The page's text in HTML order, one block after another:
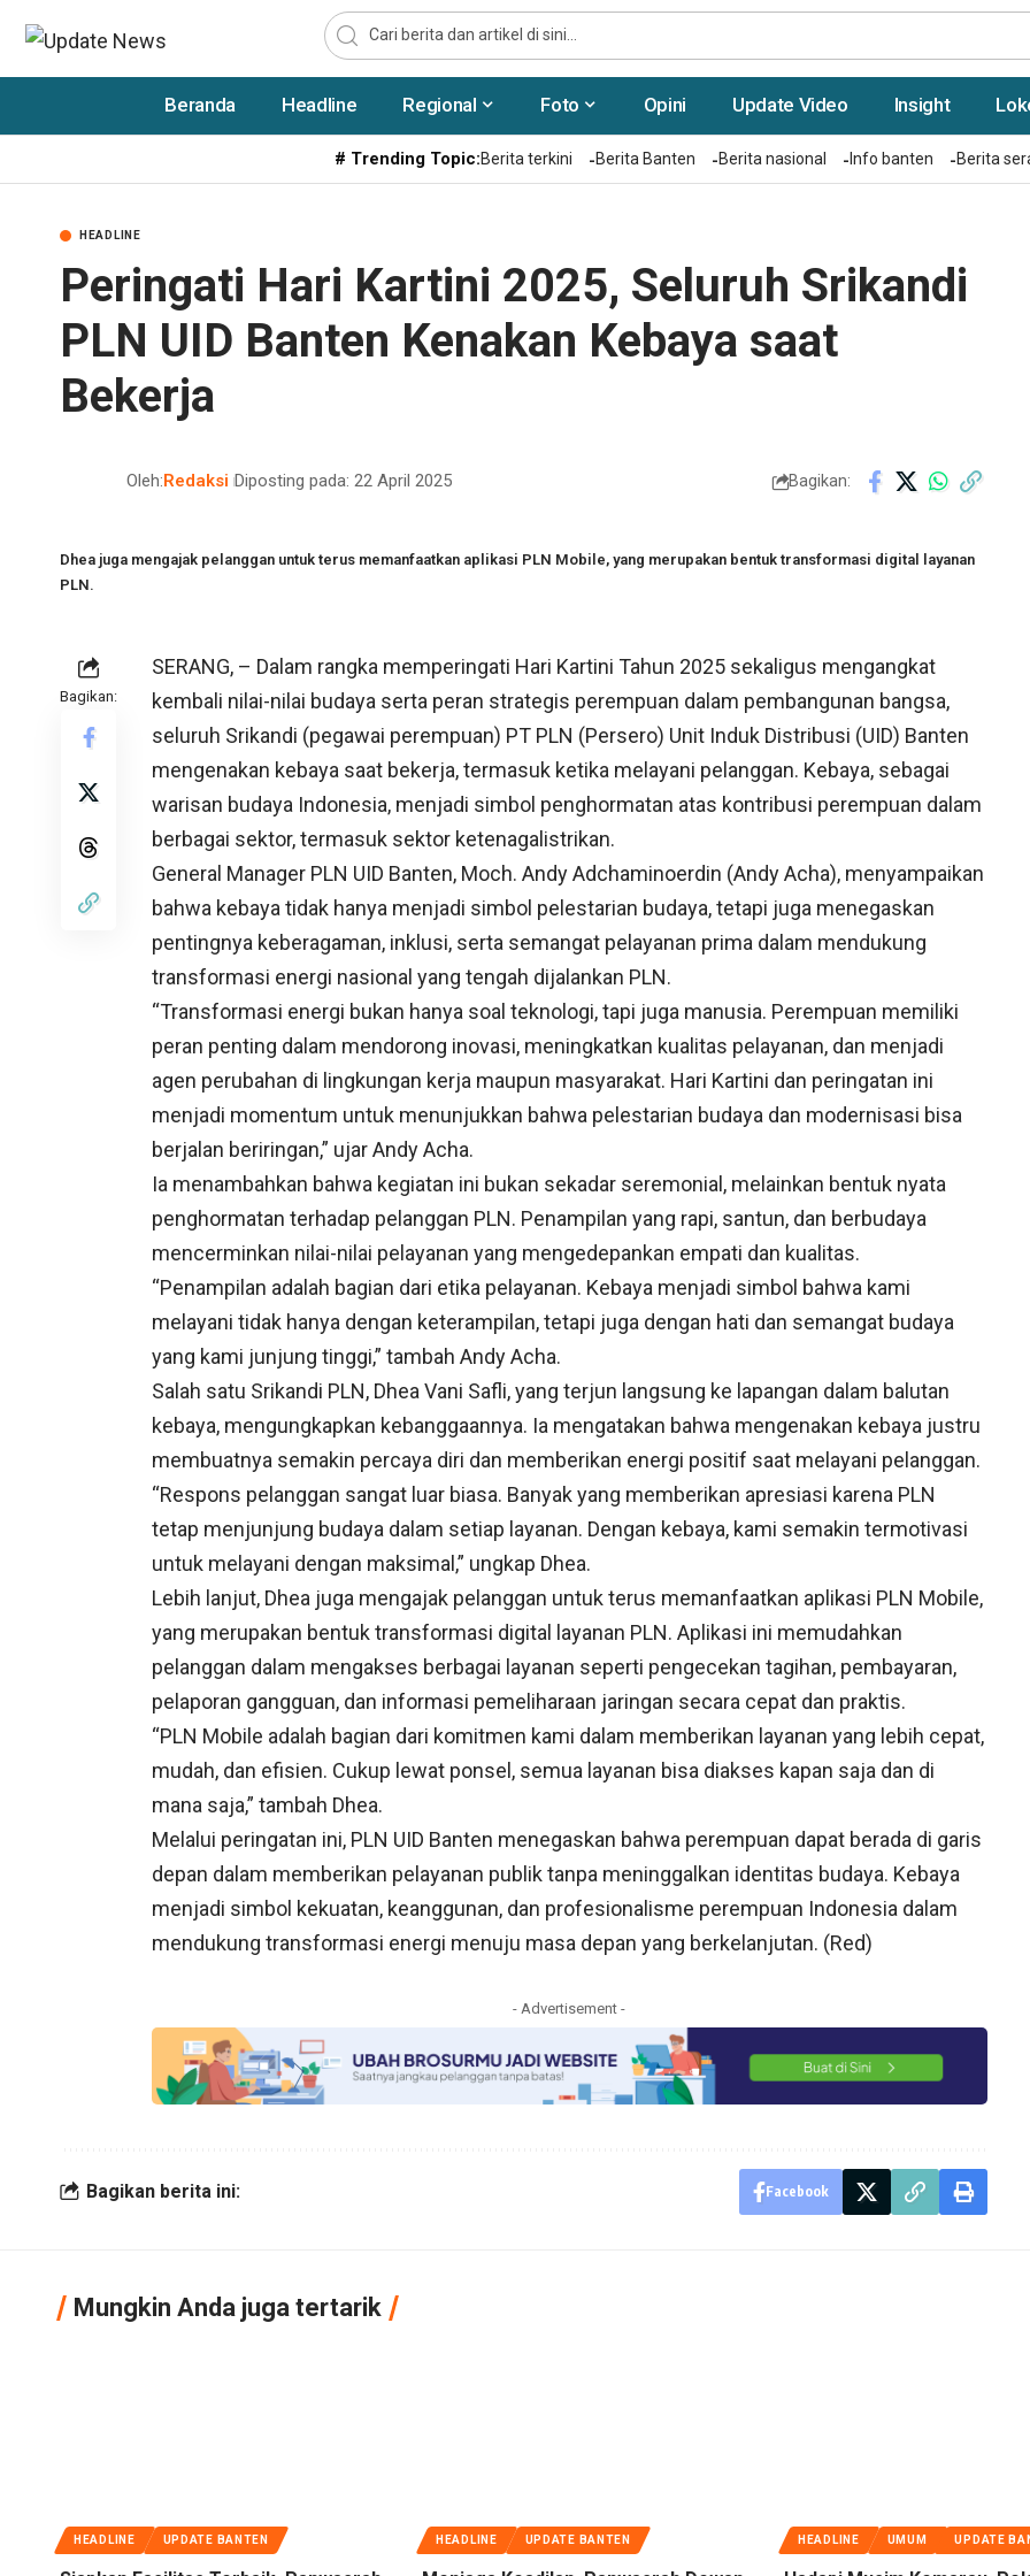
Beranda Headline Regional Foto Opini Update Video Insight
# Trending Topic:Berita terkini Berita Banten Berita nasional Info banten Berita
HEADLINE
Peringati Hari Kartini 2025, Seluruh Srikandi
PLN UID Banten Kenakan Kebaya saat
Bekerja
Oleh:Redaksi Diposting pada: 22 April 2025 Bagikan:
Dhea juga mengajak pelanggan untuk terus memanfaatkan aplikasi PLN Mobile, yang merupakan bentuk transformasi digital layanan
PLN.
Bagikan:
SERANG, – Dalam rangka memperingati Hari Kartini Tahun 2025 sekaligus mengangkat
kembali nilai-nilai budaya serta peran strategis perempuan dalam pembangunan bangsa,
seluruh Srikandi (pegawai perempuan) PT PLN (Persero) Unit Induk Distribusi (UID) Banten
mengenakan kebaya saat bekerja, termasuk ketika melayani pelanggan. Kebaya, sebagai
warisan budaya Indonesia, menjadi simbol penghormatan atas kontribusi perempuan dalam
berbagai sektor, termasuk sektor ketenagalistrikan.
General Manager PLN UID Banten, Moch. Andy Adchaminoerdin (Andy Acha), menyampaikan
bahwa kebaya tidak hanya menjadi simbol pelestarian budaya, tetapi juga menegaskan
pentingnya keberagaman, inklusi, serta semangat pelayanan prima dalam mendukung
transformasi energi nasional yang tengah dijalankan PLN.
“Transformasi energi bukan hanya soal teknologi, tapi juga manusia. Perempuan memiliki
peran penting dalam mendorong inovasi, meningkatkan kualitas pelayanan, dan menjadi
agen perubahan di lingkungan kerja maupun masyarakat. Hari Kartini dan peringatan ini
menjadi momentum untuk menunjukkan bahwa pelestarian budaya dan modernisasi bisa
berjalan beriringan,” ujar Andy Acha.
Ia menambahkan bahwa kegiatan ini bukan sekadar seremonial, melainkan bentuk nyata
penghormatan terhadap pelanggan PLN. Penampilan yang rapi, santun, dan berbudaya
mencerminkan nilai-nilai pelayanan yang mengedepankan empati dan kualitas.
“Penampilan adalah bagian dari etika pelayanan. Kebaya menjadi simbol bahwa kami
melayani tidak hanya dengan keterampilan, tetapi juga dengan hati dan semangat budaya
yang kami junjung tinggi,” tambah Andy Acha.
Salah satu Srikandi PLN, Dhea Vani Safli, yang terjun langsung ke lapangan dalam balutan
kebaya, mengungkapkan kebanggaannya. Ia mengatakan bahwa mengenakan kebaya justru
membuatnya semakin percaya diri dan memberikan energi positif saat melayani pelanggan.
“Respons pelanggan sangat luar biasa. Banyak yang memberikan apresiasi karena PLN
tetap menjunjung budaya dalam setiap layanan. Dengan kebaya, kami semakin termotivasi
untuk melayani dengan maksimal,” ungkap Dhea.
Lebih lanjut, Dhea juga mengajak pelanggan untuk terus memanfaatkan aplikasi PLN Mobile,
yang merupakan bentuk transformasi digital layanan PLN. Aplikasi ini memudahkan
pelanggan dalam mengakses berbagai layanan seperti pengecekan tagihan, pembayaran,
pelaporan gangguan, dan informasi pemeliharaan jaringan secara cepat dan praktis.
“PLN Mobile adalah bagian dari komitmen kami dalam memberikan layanan yang lebih cepat,
mudah, dan efisien. Cukup lewat ponsel, semua layanan bisa diakses kapan saja dan di
mana saja,” tambah Dhea.
Melalui peringatan ini, PLN UID Banten menegaskan bahwa perempuan dapat berada di garis
depan dalam memberikan pelayanan publik tanpa meninggalkan identitas budaya. Kebaya
menjadi simbol kekuatan, keanggunan, dan profesionalisme perempuan Indonesia dalam
mendukung transformasi energi menuju masa depan yang berkelanjutan. (Red)
- Advertisement -
Bagikan berita ini: Facebook
Mungkin Anda juga tertarik
HEADLINE UPDATE BANTEN HEADLINE UPDATE BANTEN HEADLINE UMUM UPDATE